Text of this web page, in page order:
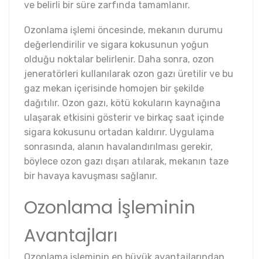
ve belirli bir süre zarfında tamamlanır.
Ozonlama işlemi öncesinde, mekanın durumu
değerlendirilir ve sigara kokusunun yoğun
olduğu noktalar belirlenir. Daha sonra, ozon
jeneratörleri kullanılarak ozon gazı üretilir ve bu
gaz mekan içerisinde homojen bir şekilde
dağıtılır. Ozon gazı, kötü kokuların kaynağına
ulaşarak etkisini gösterir ve birkaç saat içinde
sigara kokusunu ortadan kaldırır. Uygulama
sonrasında, alanın havalandırılması gerekir,
böylece ozon gazı dışarı atılarak, mekanın taze
bir havaya kavuşması sağlanır.
Ozonlama İşleminin
Avantajları